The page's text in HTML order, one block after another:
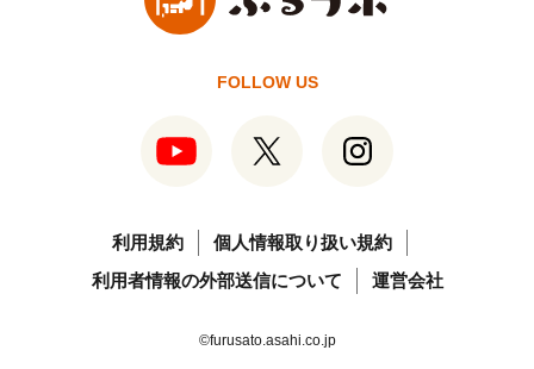
FOLLOW US
利用規約
個人情報取り扱い規約
利用者情報の外部送信について
運営会社
©furusato.asahi.co.jp